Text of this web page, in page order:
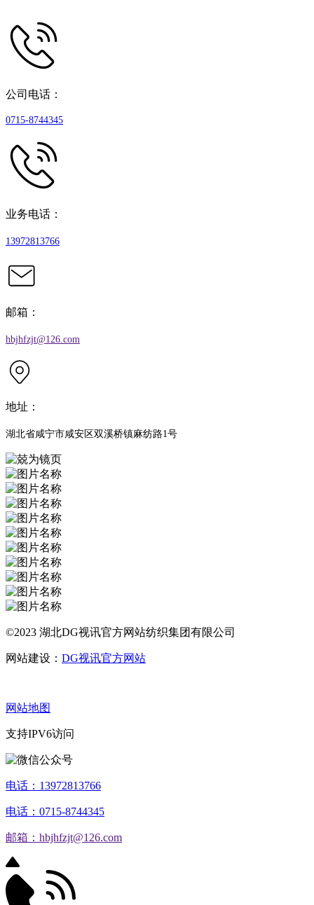
公司电话：
0715-8744345
业务电话：
13972813766
邮箱：
hbjhfzjt@126.com
地址：
湖北省咸宁市咸安区双溪桥镇麻纺路1号
©2023 湖北DG视讯官方网站纺织集团有限公司
网站建设： DG视讯官方网站
网站地图
支持IPV6访问
电话：13972813766
电话：0715-8744345
邮箱：hbjhfzjt@126.com